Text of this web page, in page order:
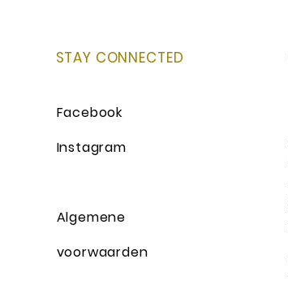
STAY CONNECTED
Facebook
Instagram
Algemene
voorwaarden